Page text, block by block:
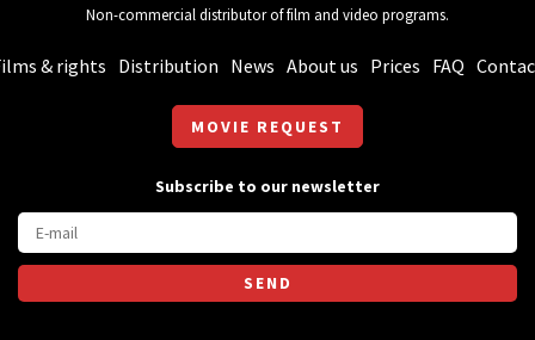
Non-commercial distributor of film and video programs.
& rights Distribution News About us Prices FAQ
MOVIE REQUEST
Subscribe to our newsletter